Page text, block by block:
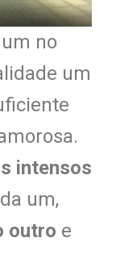
no
um
intensos
um,
outro e